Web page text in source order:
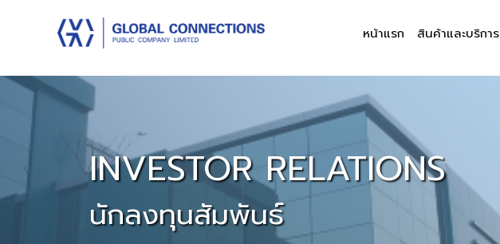
หน้าแรก สินค้าและบริการ
INVESTOR RELATIONS
นักลงทุนสัมพันธ์